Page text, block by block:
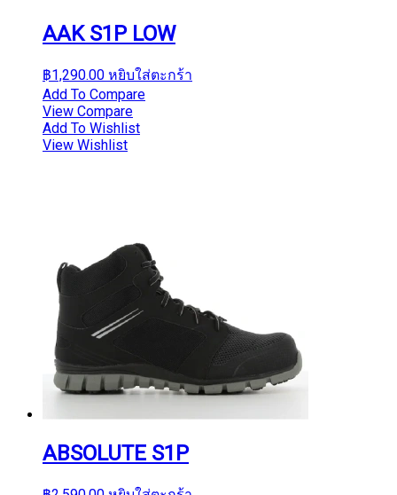
AAK S1P LOW
฿1,290.00 หยิบใส่ตะกร้า
Add To Compare
View Compare
Add To Wishlist
View Wishlist
ABSOLUTE S1P